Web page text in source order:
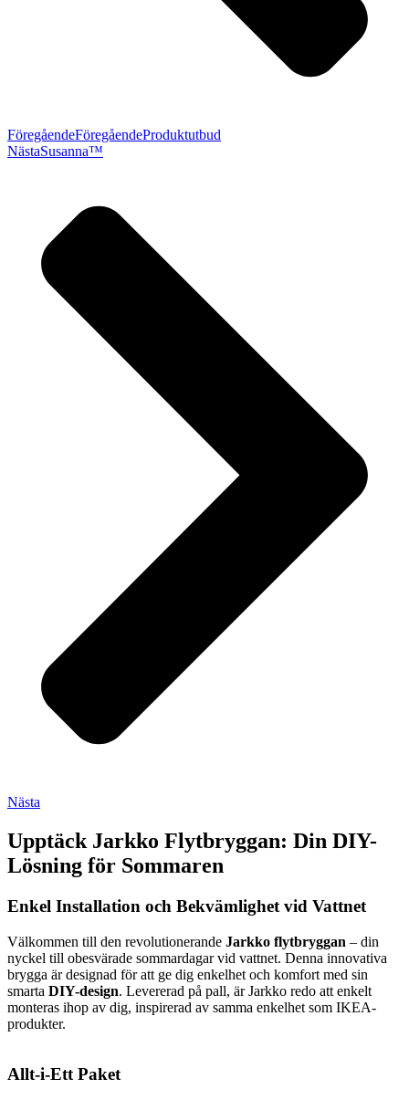
FöregåendeFöregåendeProduktutbud
NästaSusanna™
Nästa
Upptäck Jarkko Flytbryggan: Din DIY-
Lösning för Sommaren
Enkel Installation och Bekvämlighet vid Vattnet
Välkommen till den revolutionerande Jarkko flytbryggan – din
nyckel till obesvärade sommardagar vid vattnet. Denna innovativa
brygga är designad för att ge dig enkelhet och komfort med sin
smarta DIY-design. Levererad på pall, är Jarkko redo att enkelt
monteras ihop av dig, inspirerad av samma enkelhet som IKEA-
produkter.
Allt-i-Ett Paket